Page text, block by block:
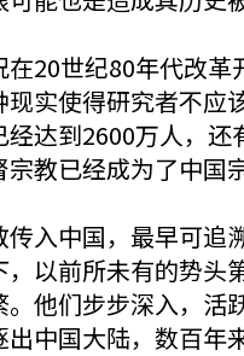
在20世纪80年代改
现实使得研究者不应
经达到2600万人，
教已经成为了中国
传入中国，最早可追
，以前所未有的势头
。他们步步深入，
出中国大陆，数百年